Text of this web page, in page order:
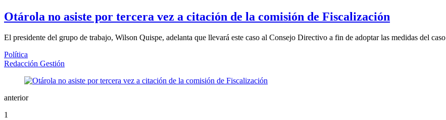
Otárola no asiste por tercera vez a citación de la comisión de Fiscalización
El presidente del grupo de trabajo, Wilson Quispe, adelanta que llevará este caso al Consejo Directivo a fin de adoptar las medidas del caso
Política
Redacción Gestión
anterior
1